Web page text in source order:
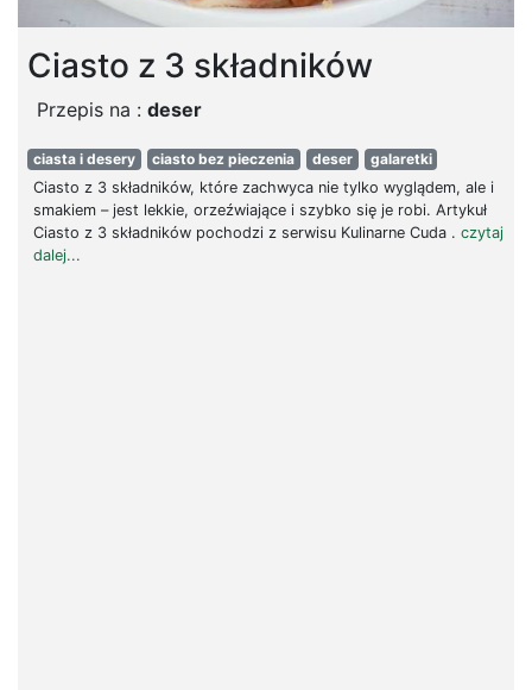
Ciasto z 3 składników
Przepis na : deser
ciasta i desery ciasto bez pieczenia deser
galaretki
Ciasto z 3 składników, które zachwyca nie tylko wyglądem, ale i
smakiem – jest lekkie, orzeźwiające i szybko się je robi. Artykuł
Ciasto z 3 składników pochodzi z serwisu Kulinarne Cuda . czytaj
dalej...